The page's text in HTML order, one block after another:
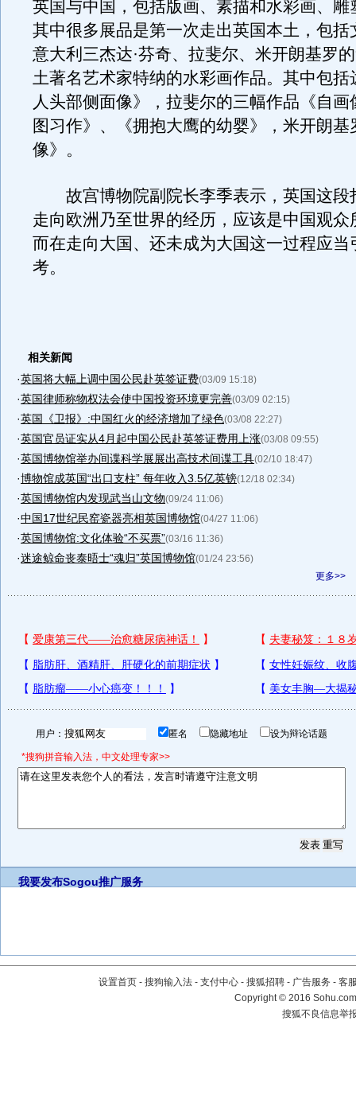
英国与中国，包括版画、素描和水彩画、雕
其中很多展品是第一次走出英国本土，包括
意大利三杰达·芬奇、拉斐尔、米开朗基罗
土著名艺术家特纳的水彩画作品。其中包括
人头部侧面像》，拉斐尔的三幅作品《自画
图习作》、《拥抱大鹰的幼婴》，米开朗基
像》。
故宫博物院副院长李季表示，英国这段
走向欧洲乃至世界的经历，应该是中国观众
而在走向大国、还未成为大国这一过程应当
考。
相关新闻
·英国将大幅上调中国公民赴英签证费(03/09 15:18)
·英国律师称物权法会使中国投资环境更完善(03/09 02:15)
·英国《卫报》:中国红火的经济增加了绿色(03/08 22:27)
·英国官员证实从4月起中国公民赴英签证费用上涨(03/08 09:55)
·英国博物馆举办间谍科学展展出高技术间谍工具(02/10 18:47)
·博物馆成英国“出口支柱” 每年收入3.5亿英镑(12/18 02:34)
·英国博物馆内发现武当山文物(09/24 11:06)
·中国17世纪民窑瓷器亮相英国博物馆(04/27 11:06)
·英国博物馆:文化体验“不买票”(03/16 11:36)
·迷途鲸命丧泰晤士“魂归”英国博物馆(01/24 23:56)
更多>>
用户： 匿名 隐藏地址 设为辩论话题
*搜狗拼音输入法，中文处理专家>>
我要发布Sogou推广服务
设置首页 - 搜狗输入法 - 支付中心 - 搜狐招聘 - 广告服务 - 客
Copyright©2016
搜狐不良信息举